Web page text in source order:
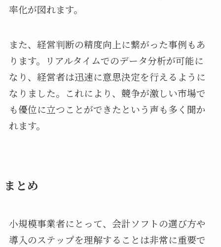
率化が図れます。
また、経営判断の精度向上に繋がった事例もあ
ります。リアルタイムでのデータ分析が可能に
なり、経営者は迅速に意思決定を行えるように
なりました。これにより、競争が激しい市場で
も優位に立つことができたという声も多く聞か
れます。
まとめ
小規模事業者にとって、会計ソフトの選び方や
導入のステップを理解することは非常に重要で